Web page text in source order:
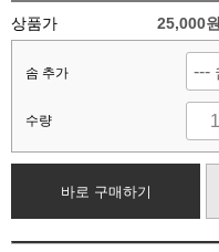
상품가 25,000원
솜 추가
수량
바로 구매하기